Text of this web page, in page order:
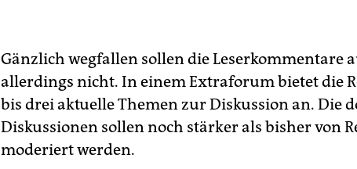
Gänzlich wegfallen sollen die Leserkommentare
allerdings nicht. In einem Extraforum bietet die
bis drei aktuelle Themen zur Diskussion an. Die
Diskussionen sollen noch stärker als bisher von
moderiert werden.